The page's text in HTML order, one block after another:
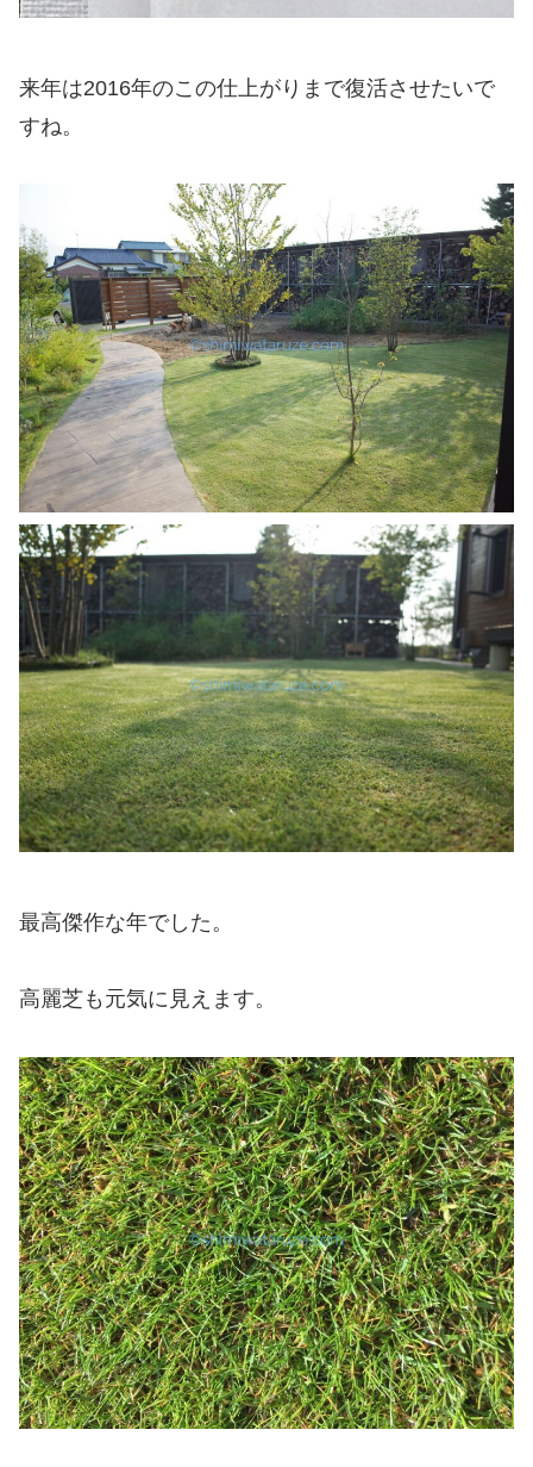
来年は2016年のこの仕上がりまで復活させたいで
すね。
最高傑作な年でした。
高麗芝も元気に見えます。